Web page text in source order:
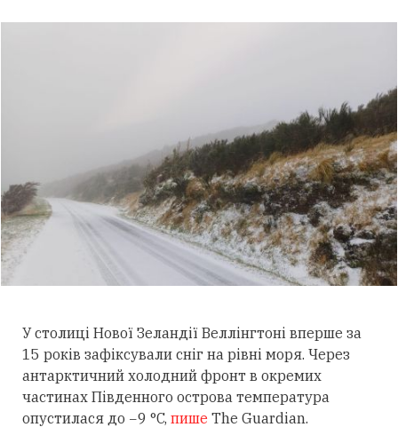
У столиці Нової Зеландії Веллінгтоні вперше за
15 років зафіксували сніг на рівні моря. Через
антарктичний холодний фронт в окремих
частинах Південного острова температура
опустилася до −9 °C, пише The Guardian.